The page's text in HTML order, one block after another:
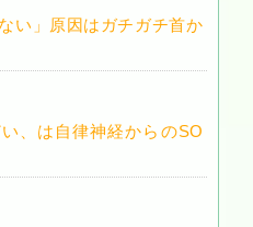
い」原因はガチガチ首か
、は自律神経からのSO